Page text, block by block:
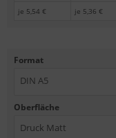
je 5,54 €
je 5,36 €
Format
DIN A5
Oberfläche
Druck Matt